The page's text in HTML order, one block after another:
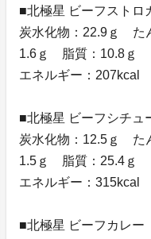
■北極星 ビーフストロ
炭水化物：22.9ｇ た
1.6ｇ 脂質：10.8ｇ
エネルギー：207kcal
■北極星 ビーフシチュ
炭水化物：12.5ｇ た
1.5ｇ 脂質：25.4ｇ
エネルギー：315kcal
■北極星 ビーフカレー